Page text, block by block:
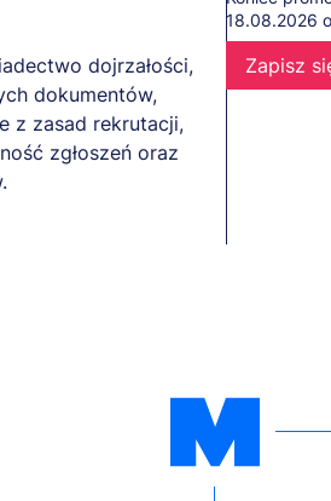
dojrzałości,
dokumentów,
z zasad rekrutacji,
zgłoszeń oraz
18.08.2026
Zapisz